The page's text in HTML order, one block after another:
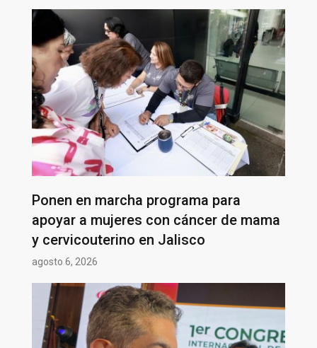
Ponen en marcha programa para
apoyar a mujeres con cáncer de mama
y cervicouterino en Jalisco
agosto 6, 2026